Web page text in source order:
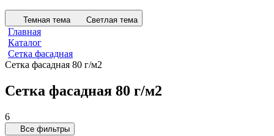
Темная тема Светлая тема
Главная
Каталог
Сетка фасадная
Сетка фасадная 80 г/м2
Сетка фасадная 80 г/м2
6
Все фильтры